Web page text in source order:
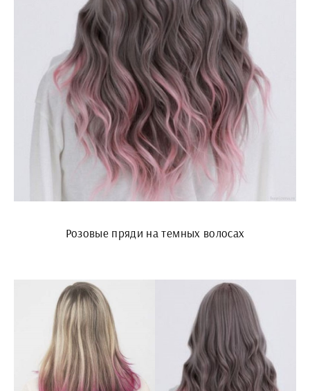
Розовые пряди на темных волосах